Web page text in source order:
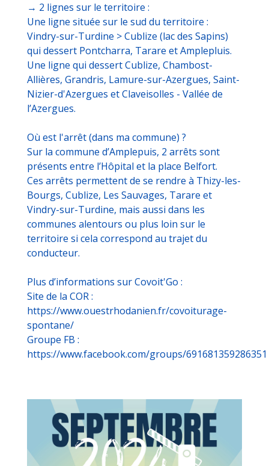
→ 2 lignes sur le territoire :
Une ligne située sur le sud du territoire :
Vindry-sur-Turdine > Cublize (lac des Sapins)
qui dessert Pontcharra, Tarare et Amplepluis.
Une ligne qui dessert Cublize, Chambost-
Allières, Grandris, Lamure-sur-Azergues, Saint-
Nizier-d'Azergues et Claveisolles - Vallée de
l’Azergues.
Où est l'arrêt (dans ma commune) ?
Sur la commune d’Amplepuis, 2 arrêts sont
présents entre l’Hôpital et la place Belfort.
Ces arrêts permettent de se rendre à Thizy-les-
Bourgs, Cublize, Les Sauvages, Tarare et
Vindry-sur-Turdine, mais aussi dans les
communes alentours ou plus loin sur le
territoire si cela correspond au trajet du
conducteur.
️Plus d’informations sur Covoit'Go :
Site de la COR :
https://www.ouestrhodanien.fr/covoiturage-
spontane/
Groupe FB :
https://www.facebook.com/groups/691681359286351